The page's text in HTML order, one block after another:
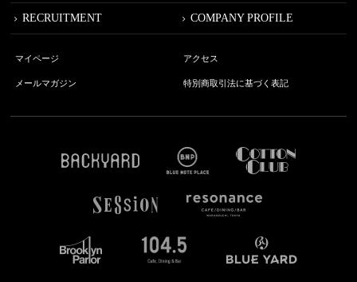
RECRUITMENT COMPANY PROFILE
マイページ アクセス
メールマガジン 特別商取引法に基づく表記